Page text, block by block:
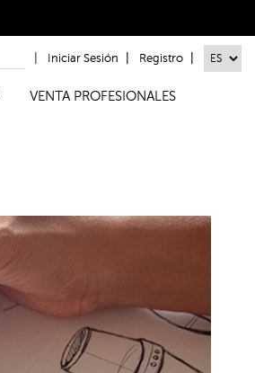
Iniciar Sesión Registro
VENTA PROFESIONALES